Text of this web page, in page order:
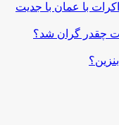
با عمان با جدیت